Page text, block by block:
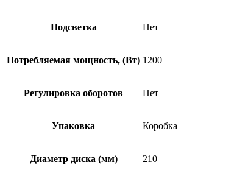
Подсветка Нет
Потребляемая мощность, (Вт) 1200
Регулировка оборотов Нет
Упаковка Коробка
Диаметр диска (мм) 210